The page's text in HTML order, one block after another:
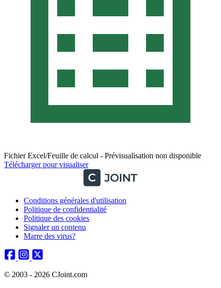
Fichier Excel/Feuille de calcul - Prévisualisation non disponible
Télécharger pour visualiser
Conditions générales d'utilisation
Politique de confidentialité
Politique des cookies
Signaler un contenu
Marre des virus?
© 2003 - 2026 CJoint.com